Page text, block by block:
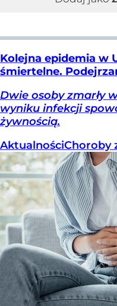
Kolejna epidemia w
śmiertelne.
Dwie osoby zmarły
wyniku infekcji
żywnością.
AktualnościChoroby